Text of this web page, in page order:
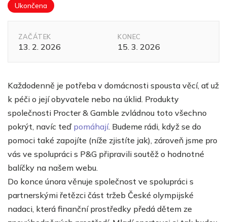
Ukončena
ZAČÁTEK
13. 2. 2026
KONEC
15. 3. 2026
Každodenně je potřeba v domácnosti spousta věcí, ať už
k péči o její obyvatele nebo na úklid. Produkty
společnosti Procter & Gamble zvládnou toto všechno
pokrýt, navíc teď pomáhají. Budeme rádi, když se do
pomoci také zapojíte (níže zjistíte jak), zároveň jsme pro
vás ve spolupráci s P&G připravili soutěž o hodnotné
balíčky na našem webu.
Do konce února věnuje společnost ve spolupráci s
partnerskými řetězci část tržeb České olympijské
nadaci, která finanční prostředky předá dětem ze